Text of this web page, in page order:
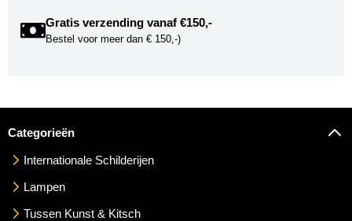
Gratis verzending vanaf €150,-
Bestel voor meer dan € 150,-)
Categorieën
Internationale Schilderijen
Lampen
Tussen Kunst & Kitsch